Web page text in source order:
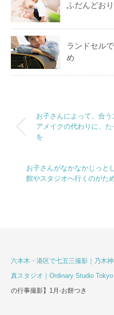
ふだんどお
ランドセル
め
お子さんによって、合
アメイクの代わりに、
を
お子さんがなかなかじっと
館やスタジオへ行くのがた
六本木・港区で七五三撮影｜乃木
真スタジオ｜Ordinary Studio Tokyo
の行事撮影】1月-お餅つき